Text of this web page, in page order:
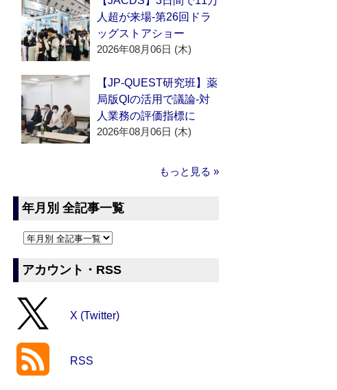
人超が来場‐第26回ドラ
ッグストアショー
2026年08月06日 (木)
【JP-QUEST研究班】薬
局版QIの活用で議論‐対
人業務の評価指標に
2026年08月06日 (木)
もっと見る »
年月別 全記事一覧
アカウント・RSS
X (Twitter)
RSS